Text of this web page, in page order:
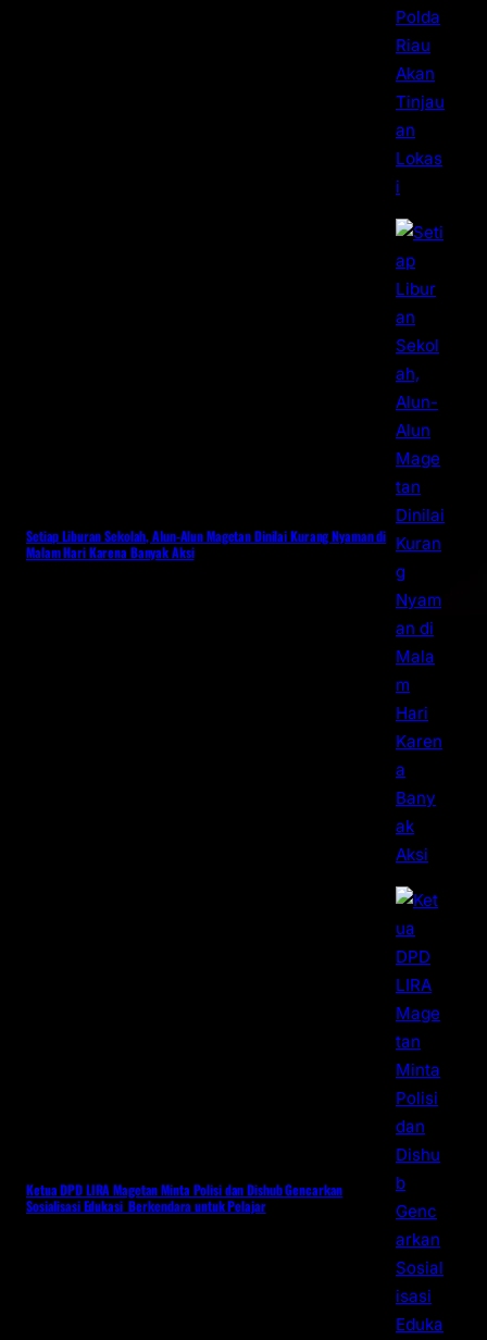
Setiap Liburan Sekolah, Alun-Alun Magetan Dinilai Kurang Nyaman di
Malam Hari Karena Banyak Aksi
Ketua DPD LIRA Magetan Minta Polisi dan Dishub Gencarkan
Sosialisasi Edukasi Berkendara untuk Pelajar